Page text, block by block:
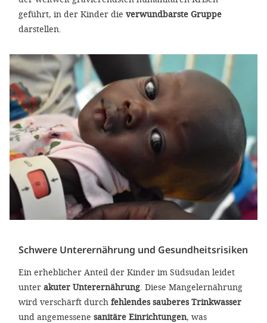
geführt, in der Kinder die verwundbarste Gruppe
darstellen.
Schwere Unterernährung und Gesundheitsrisiken
Ein erheblicher Anteil der Kinder im Südsudan leidet
unter akuter Unterernährung . Diese Mangelernährung
wird verschärft durch fehlendes sauberes Trinkwasser
und angemessene sanitäre Einrichtungen, was